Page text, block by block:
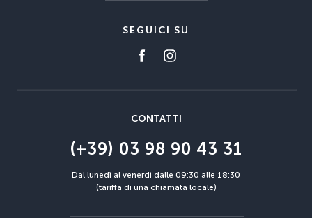
SEGUICI SU
CONTATTI
(+39) 03 98 90 43 31
Dal lunedì al venerdì dalle 09:30 alle 18:30
(tariffa di una chiamata locale)